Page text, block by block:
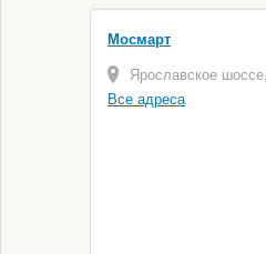
Мосмарт
Ярославское
Все адреса